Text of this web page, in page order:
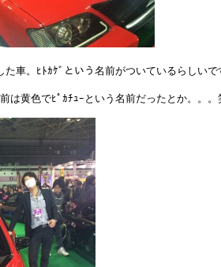
た車。ﾋﾄｶｹﾞという名前がついているらしい
は黄色でﾋﾟｶﾁｭｰという名前だったとか。。。